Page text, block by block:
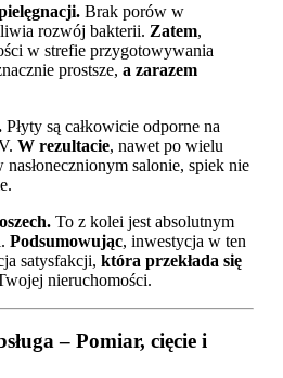
Brak porów w
rozwój bakterii. Zatem,
w strefie przygotowywania
prostsze,a zarazem
Płyty są całkowicie odporne na
W rezultacie, nawet po wielu
salonie, spiek nie
To z kolei jest absolutnym
Podsumowując, inwestycja w ten
satysfakcji,która przekłada się
nieruchomości.
– Pomiar, cięcie i